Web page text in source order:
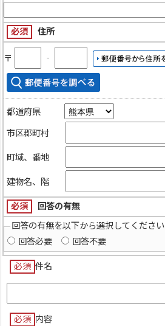
必須 住所
〒 ‐
都道府県
市区郡町村
町域、番地
建物名、階
必須
回答の有無
回答の有無を以下から選択してください
回答必要
回答不要
必須 件名
必須 内容